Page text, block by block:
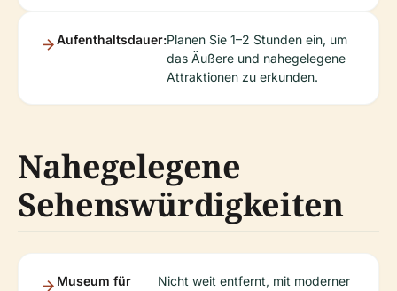
Aufenthaltsdauer:Planen Sie 1–2 Stunden ein, um
das Äußere und nahegelegene
Attraktionen zu erkunden.
Nahegelegene
Sehenswürdigkeiten
Museum für
Nicht weit entfernt, mit moderner